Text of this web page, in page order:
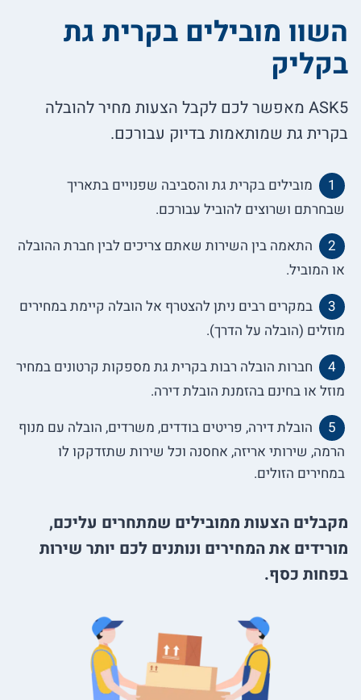
השוו מובילים בקרית גת
בקליק
ASK5 מאפשר לכם לקבל הצעות מחיר להובלה
בקרית גת שמותאמות בדיוק עבורכם.
מובילים בקרית גת והסביבה שפנויים בתאריך
שבחרתם ושרוצים להוביל עבורכם.
התאמה בין השירות שאתם צריכים לבין חברת ההובלה
או המוביל.
במקרים רבים ניתן להצטרף אל הובלה קיימת במחירים
מוזלים (הובלה על הדרך).
חברות הובלה רבות בקרית גת מספקות קרטונים במחיר
מוזל או בחינם בהזמנת הובלת דירה.
הובלת דירה, פריטים בודדים, משרדים, הובלה עם מנוף
הרמה, שירותי אריזה, אחסנה וכל שירות שתזדקקו לו
במחירים הזולים.
מקבלים הצעות ממובילים שמתחרים עליכם,
מורידים את המחירים ונותנים לכם יותר שירות
בפחות כסף.